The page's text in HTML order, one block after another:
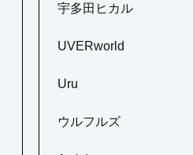
宇多田ヒカル
UVERworld
Uru
ウルフルズ